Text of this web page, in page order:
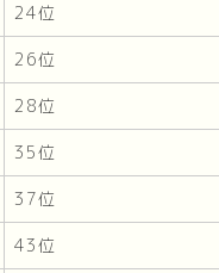
24位
26位
28位
35位
37位
43位